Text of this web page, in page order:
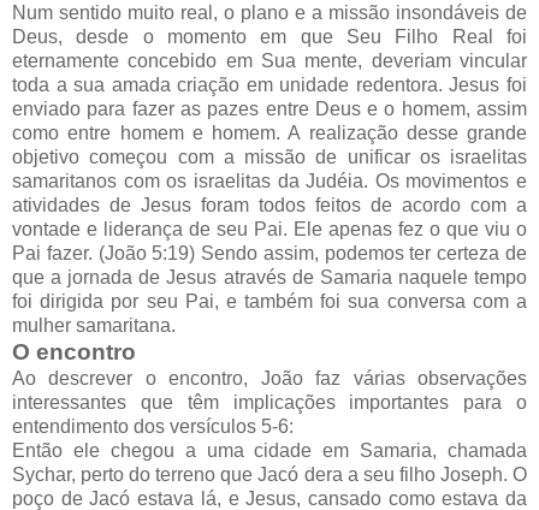
Num sentido muito real, o plano e a missão insondáveis ​​de
Deus, desde o momento em que Seu Filho Real foi
eternamente concebido em Sua mente, deveriam vincular
toda a sua amada criação em unidade redentora. Jesus foi
enviado para fazer as pazes entre Deus e o homem, assim
como entre homem e homem. A realização desse grande
objetivo começou com a missão de unificar os israelitas
samaritanos com os israelitas da Judéia. Os movimentos e
atividades de Jesus foram todos feitos de acordo com a
vontade e liderança de seu Pai. Ele apenas fez o que viu o
Pai fazer. (João 5:19) Sendo assim, podemos ter certeza de
que a jornada de Jesus através de Samaria naquele tempo
foi dirigida por seu Pai, e também foi sua conversa com a
mulher samaritana.
O encontro
Ao descrever o encontro, João faz várias observações
interessantes que têm implicações importantes para o
entendimento dos versículos 5-6:
Então ele chegou a uma cidade em Samaria, chamada
Sychar, perto do terreno que Jacó dera a seu filho Joseph. O
poço de Jacó estava lá, e Jesus, cansado como estava da